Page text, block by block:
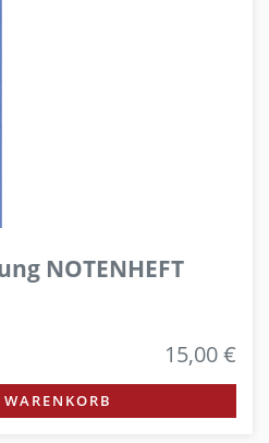
NOTENHEFT
15,00 €